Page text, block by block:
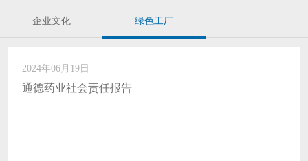
企业文化 绿色工厂
2024年06月19日
通德药业社会责任报告